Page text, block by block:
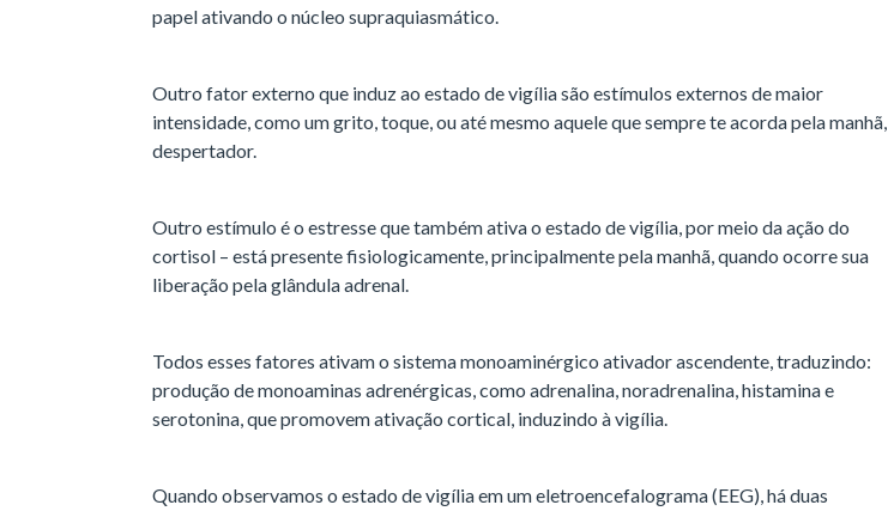
papel ativando o núcleo supraquiasmático.
Outro fator externo que induz ao estado de vigília são estímulos externos de maior
intensidade, como um grito, toque, ou até mesmo aquele que sempre te acorda pela
despertador.
Outro estímulo é o estresse que também ativa o estado de vigília, por meio da ação do
cortisol – está presente fisiologicamente, principalmente pela manhã, quando ocorre sua
liberação pela glândula adrenal.
Todos esses fatores ativam o sistema monoaminérgico ativador ascendente, traduzindo:
produção de monoaminas adrenérgicas, como adrenalina, noradrenalina, histamina e
serotonina, que promovem ativação cortical, induzindo à vigília.
Quando observamos o estado de vigília em um eletroencefalograma (EEG), há duas